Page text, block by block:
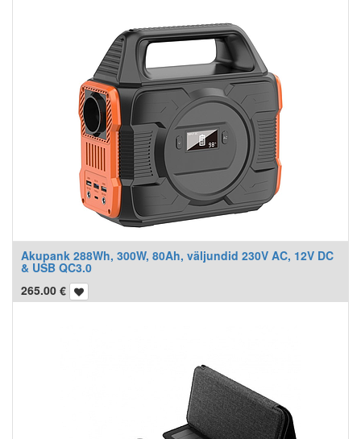
Akupank 288Wh, 300W, 80Ah, väljundid 230V AC, 12V DC
& USB QC3.0
265.00 €